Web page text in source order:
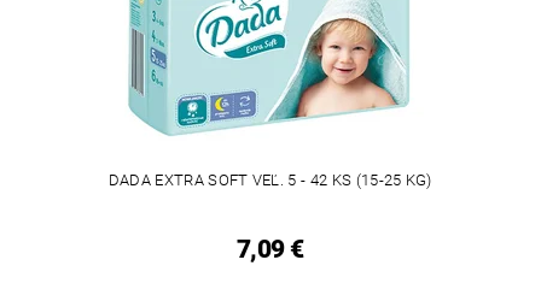
DADA EXTRA SOFT VEĽ. 5 - 42 KS (15-25 KG)
7,09 €